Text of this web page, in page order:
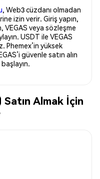
, Web3 cüzdanı olmadan
izin verir. Giriş yapın,
VEGAS veya sözleşme
USDT ile VEGAS
Phemex’in yüksek
güvenle satın alın
Satın Almak İçin